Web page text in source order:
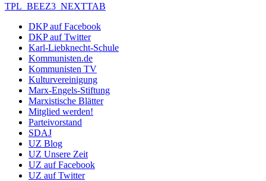
TPL_BEEZ3_NEXTTAB
DKP auf Facebook
DKP auf Twitter
Karl-Liebknecht-Schule
Kommunisten.de
Kommunisten TV
Kulturvereinigung
Marx-Engels-Stiftung
Marxistische Blätter
Mitglied werden!
Parteivorstand
SDAJ
UZ Blog
UZ Unsere Zeit
UZ auf Facebook
UZ auf Twitter